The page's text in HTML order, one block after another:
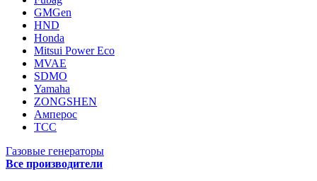
GMGen
HND
Honda
Mitsui Power Eco
MVAE
SDMO
Yamaha
ZONGSHEN
Амперос
ТСС
Газовые генераторы
Все производители